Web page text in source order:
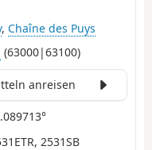
, Chaîne des Puys
(63000|63100)
anreisen
2531SB